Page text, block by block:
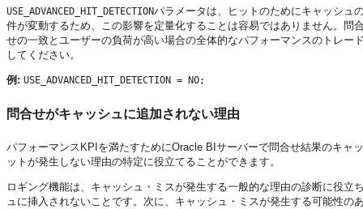
USE_ADVANCED_HIT_DETECTIONパラメータは、ヒットのためにキャッシュ
件が変動するため、この影響を定量化することは容易ではありません。
せの一致とユーザーの負荷が高い場合の全体的なパフォーマンスのトレー
してください。
例: USE_ADVANCED_HIT_DETECTION = NO;
問合せがキャッシュに追加されない理由
パフォーマンスKPIを満たすためにOracle BIサーバーで問合せ結果のキャ
ットが発生しない理由の特定に役立てることができます。
ロギング機能は、キャッシュ・ミスが発生する一般的な理由の診断に役
ュに挿入されないことです。次に、キャッシュ・ミスが発生する可能性の